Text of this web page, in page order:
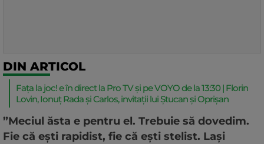
DIN ARTICOL
Fața la joc! e în direct la Pro TV și pe VOYO de la 13:30 | Florin
Lovin, Ionuț Rada și Carlos, invitații lui Ștucan și Oprișan
”Meciul ăsta e pentru el. Trebuie să dovedim.
Fie că ești rapidist, fie că ești stelist. Lași